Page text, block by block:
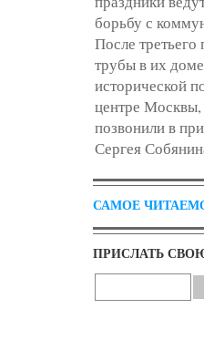
борьбу с
После третьего
трубы в их
исторической
центре
позвонили в
Сергея
САМОЕ
ПРИСЛАТЬ